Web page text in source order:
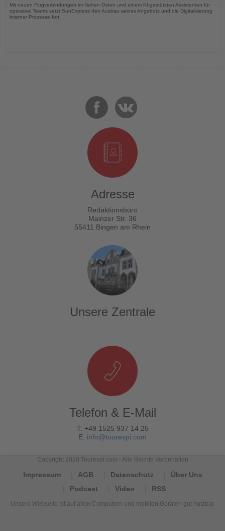
Mit neuen Flugverbindungen im Nahen Osten und einem KI-gestützten Assistenten für
operative Teams setzt SunExpress den Ausbau seines Angebots und die Digitalisierung
interner Prozesse fort.
Adresse
Redaktionsbüro
Mainzer Str. 36
55411 Bingen am Rhein
Unsere Zentrale
Telefon & E-Mail
T. +49 1525 937 14 25
E. info@tourexpi.com
Copyright 2020 Tourexpi.com - Alle Rechte Vorbehalten
Impressum AGB Datenschutz
Über Uns
Podcast
Video RSS
Unsere Webseite ist auf allen Computern und mobilen Geräten gut nutzbar.